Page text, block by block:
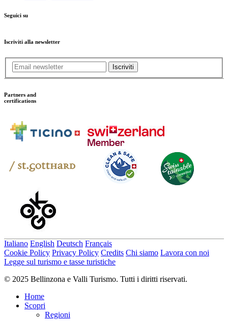
Seguici su
Iscriviti alla newsletter
Iscriviti
Partners and
certifications
Italiano English Deutsch Français
Cookie Policy Privacy Policy Credits Chi siamo Lavora con noi
Legge sul turismo e tasse turistiche
© 2025 Bellinzona e Valli Turismo. Tutti i diritti riservati.
Home
Scopri
Regioni